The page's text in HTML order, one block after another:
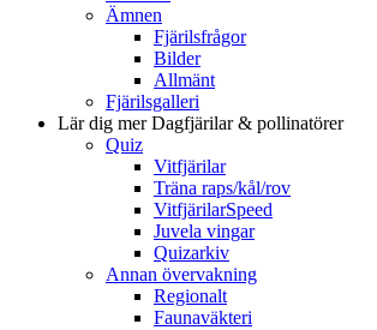
Ämnen
Fjärilsfrågor
Bilder
Allmänt
Fjärilsgalleri
Lär dig merDagfjärilar & pollinatörer
Quiz
Vitfjärilar
Träna raps/kål/rov
VitfjärilarSpeed
Juvela vingar
Quizarkiv
Annan övervakning
Regionalt
Faunaväkteri